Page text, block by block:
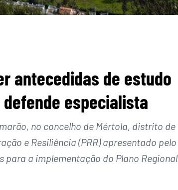
antecedidas de estudo
especialista
no concelho de Mértola, distrito de
e Resiliência (PRR) apresentado pelo
para a implementação do Plano Regional